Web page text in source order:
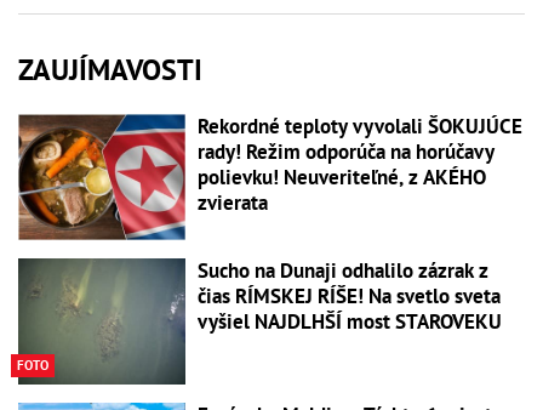
ZAUJÍMAVOSTI
Rekordné teploty vyvolali ŠOKUJÚCE
rady! Režim odporúča na horúčavy
polievku! Neuveriteľné, z AKÉHO
zvierata
FOTO
Sucho na Dunaji odhalilo zázrak z
čias RÍMSKEJ RÍŠE! Na svetlo sveta
vyšiel NAJDLHŠÍ most STAROVEKU